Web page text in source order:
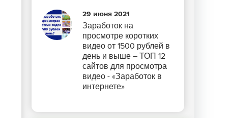
29 июня 2021
Заработок на
просмотре коротких
видео от 1500 рублей в
день и выше – ТОП 12
сайтов для просмотра
видео - «Заработок в
интернете»